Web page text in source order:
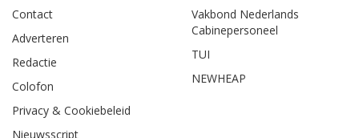
Contact
Adverteren
Redactie
Colofon
Privacy & Cookiebeleid
Nieuwsscript
Vakbond Nederlands
Cabinepersoneel
TUI
NEWHEAP